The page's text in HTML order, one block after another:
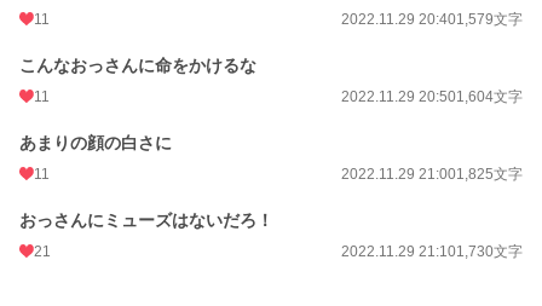
11 2022.11.29 20:401,579文字
こんなおっさんに命をかけるな
11 2022.11.29 20:501,604文字
あまりの顔の白さに
11 2022.11.29 21:001,825文字
おっさんにミューズはないだろ！
21 2022.11.29 21:101,730文字